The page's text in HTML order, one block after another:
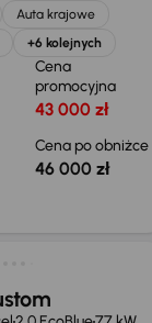
Auta krajowe
+6 kolejnych
Cena
promocyjna
43 000 zł
Cena po obniżce
46 000 zł